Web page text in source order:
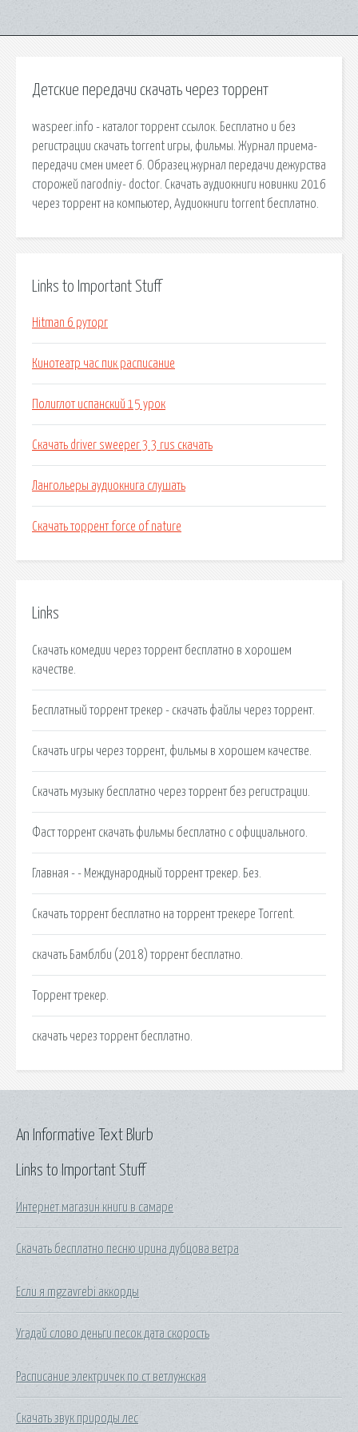
Детские передачи скачать через торрент
waspeer.info - каталог торрент ссылок. Бесплатно и без
регистрации скачать torrent игры, фильмы. Журнал приема-
передачи смен имеет 6. Образец журнал передачи дежурства
сторожей narodniy- doctor. Скачать аудиокниги новинки 2016
через торрент на компьютер, Аудиокниги torrent бесплатно.
Links to Important Stuff
Hitman 6 руторг
Кинотеатр час пик расписание
Полиглот испанский 15 урок
Скачать driver sweeper 3 3 rus скачать
Лангольеры аудиокнига слушать
Скачать торрент force of nature
Links
Скачать комедии через торрент бесплатно в хорошем
качестве.
Бесплатный торрент трекер - скачать файлы через торрент.
Скачать игры через торрент, фильмы в хорошем качестве.
Скачать музыку бесплатно через торрент без регистрации.
Фаст торрент скачать фильмы бесплатно с официального.
Главная - - Международный торрент трекер. Без.
Скачать торрент бесплатно на торрент трекере Torrent.
скачать Бамблби (2018) торрент бесплатно.
Торрент трекер.
скачать через торрент бесплатно.
Links to Important Stuff
Интернет магазин книги в самаре
Скачать бесплатно песню ирина дубцова ветра
Если я mgzavrebi аккорды
Угадай слово деньги песок дата скорость
Расписание электричек по ст ветлужская
Скачать звук природы лес
An Informative Text Blurb